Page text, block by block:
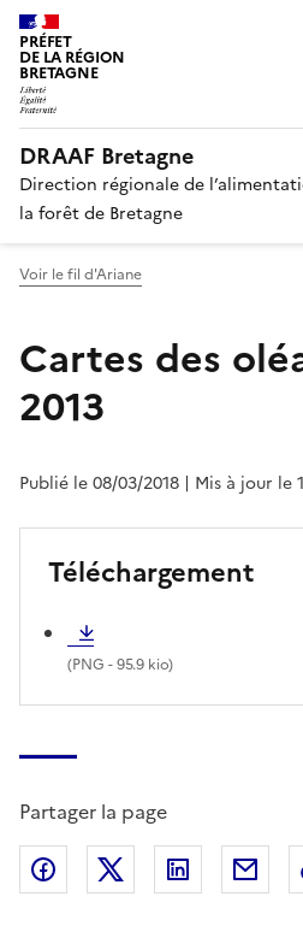
PRÉFET
DE LA RÉGION
BRETAGNE
DRAAF Bretagne
Direction régionale de
la forêt de Bretagne
Voir le fil d'Ariane
Cartes des
2013
Publié le 08/03/2018 | Mis à jour le
Téléchargement
(PNG - 95.9 kio)
Partager la page
Partager sur Facebook
Partager sur X
Partager